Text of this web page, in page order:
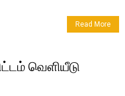
Read More
வெளியீடு